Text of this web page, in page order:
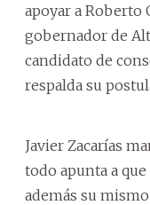
apoyar a Roberto
gobernador de
candidato de
respalda su
Javier Zacarías
todo apunta a
además su